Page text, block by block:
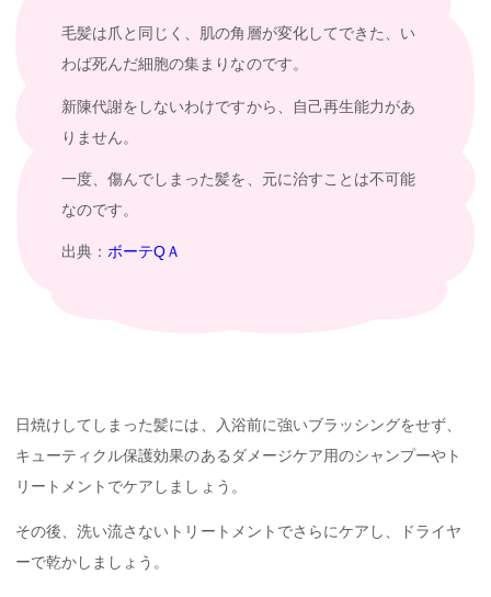
毛髪は爪と同じく、肌の角層が変化してできた、い
わば死んだ細胞の集まりなのです。
新陳代謝をしないわけですから、自己再生能力があ
りません。
一度、傷んでしまった髪を、元に治すことは不可能
なのです。
出典：ボーテQＡ
日焼けしてしまった髪には、入浴前に強いブラッシングをせず、
キューティクル保護効果のあるダメージケア用のシャンプーやト
リートメントでケアしましょう。
その後、洗い流さないトリートメントでさらにケアし、ドライヤ
ーで乾かしましょう。